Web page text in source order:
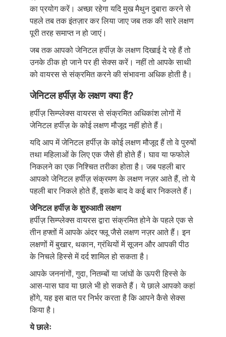
का प्रयोग करें। अच्छा रहेगा यदि मुख मैथुन दुबारा करने से
पहले तब तक इंतज़ार कर लिया जाए जब तक की सारे लक्षण
पूरी तरह समाप्त न हो जाएं।
जब तक आपको जेनिटल हर्पीज़ के लक्षण दिखाई दे रहे हैं तो
उनके ठीक हो जाने पर ही सेक्स करें। नहीं तो आपके साथी
को वायरस से संक्रमित करने की संभावना अधिक होती है।
जेनिटल हर्पीज़ के लक्षण क्या हैं?
हर्पीज़ सिम्प्लेक्स वायरस से संक्रमित अधिकांश लोगों में
जेनिटल हर्पीज़ के कोई लक्षण मौजूद नहीं होते हैं।
यदि आप में जेनिटल हर्पीज़ के कोई लक्षण मौजूद हैं तो वे पुरुषों
तथा महिलाओं के लिए एक जैसे ही होते हैं। घाव या फफोले
निकलने का एक निश्चित तरीका होता है। जब पहली बार
आपको जेनिटल हर्पीज़ संक्रमण के लक्षण नज़र आते हैं, तो ये
पहली बार निकले होते हैं, इसके बाद वे कई बार निकलते हैं।
जेनिटल हर्पीज़ के शुरुआती लक्षण
हर्पीज़ सिम्प्लेक्स वायरस द्वारा संक्रमित होने के पहले एक से
तीन हफ्तों में आपके अंदर फ्लू जैसे लक्षण नज़र आते हैं। इन
लक्षणों में बुखार, थकान, ग्रंथियों में सूजन और आपकी पीठ
के निचले हिस्से में दर्द शामिल हो सकता है।
आपके जननांगों, गुदा, नितम्बों या जांघों के ऊपरी हिस्से के
आस-पास घाव या छाले भी हो सकते हैं। ये छाले आपको कहां
होंगे, यह इस बात पर निर्भर करता है कि आपने कैसे सेक्स
किया है।
ये छालेः